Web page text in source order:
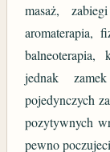
masaż,
aromaterapia,
balneoterapia,
jednak
pojedynczych
pozytywnych
pewno